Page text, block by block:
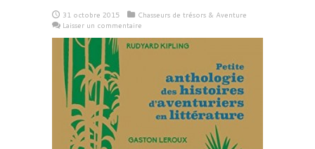
31 octobre 2015
Chasseurs de trésors & Aventure
Laisser un commentaire